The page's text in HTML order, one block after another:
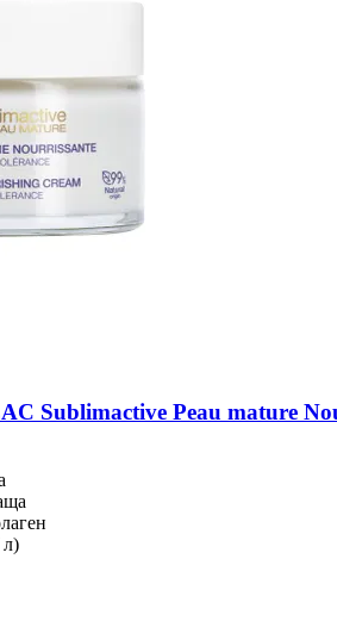
Sublimactive Peau mature
л)